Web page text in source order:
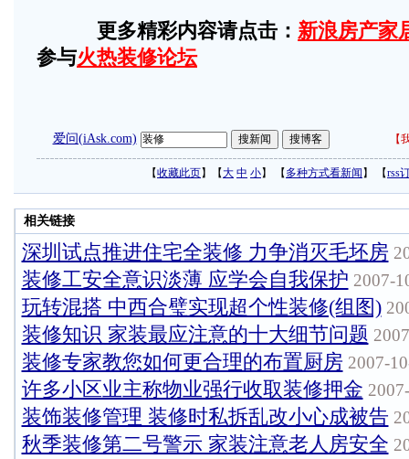
更多精彩内容请点击： 新浪房产家
参与火热装修论坛
爱问(iAsk.com) 【
【收藏此页】【大 中 小】 【 多种方式看新闻 】 【rss
相关链接
深圳试点推进住宅全装修 力争消灭毛坯房
装修工安全意识淡薄 应学会自我保护 2007-
玩转混搭 中西合璧实现超个性装修(组图)
装修知识 家装最应注意的十大细节问题
装修专家教您如何更合理的布置厨房 2007-
许多小区业主称物业强行收取装修押金
装饰装修管理 装修时私拆乱改小心成被告
秋季装修第二号警示 家装注意老人房安全